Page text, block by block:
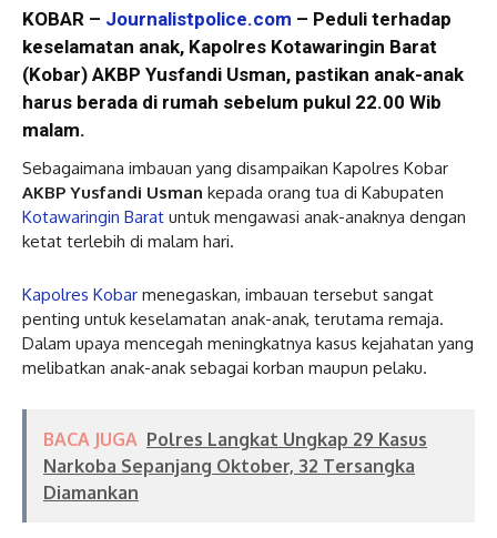
KOBAR – Journalistpolice.com – Peduli terhadap
keselamatan anak, Kapolres Kotawaringin Barat
(Kobar) AKBP Yusfandi Usman, pastikan anak-anak
harus berada di rumah sebelum pukul 22.00 Wib
malam.
Sebagaimana imbauan yang disampaikan Kapolres Kobar
AKBP Yusfandi Usman kepada orang tua di Kabupaten
Kotawaringin Barat untuk mengawasi anak-anaknya dengan
ketat terlebih di malam hari.
Kapolres Kobar menegaskan, imbauan tersebut sangat
penting untuk keselamatan anak-anak, terutama remaja.
Dalam upaya mencegah meningkatnya kasus kejahatan yang
melibatkan anak-anak sebagai korban maupun pelaku.
BACA JUGA Polres Langkat Ungkap 29 Kasus
Narkoba Sepanjang Oktober, 32 Tersangka
Diamankan